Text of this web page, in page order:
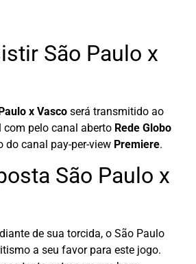
São Paulo x
x Vasco será transmitido ao
com pelo canal aberto Rede Globo
do canal pay-per-view Premiere.
São Paulo x
de sua torcida, o São Paulo
a seu favor para este jogo.